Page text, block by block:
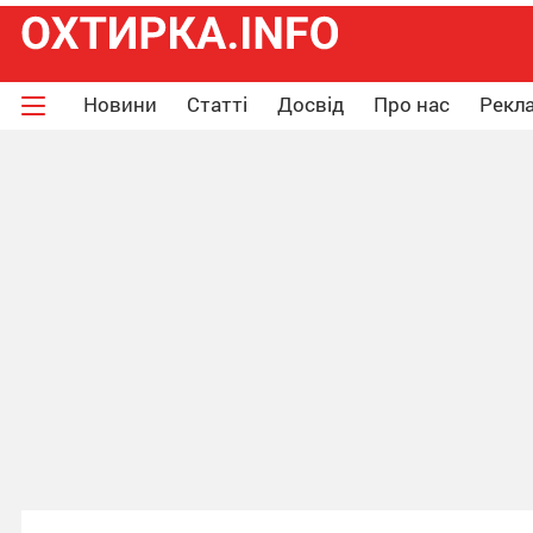
Новини Статті Досвід Про нас